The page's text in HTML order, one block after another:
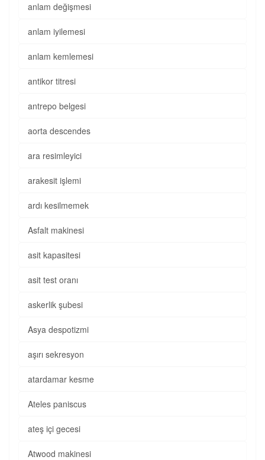
anlam değişmesi
anlam iyilemesi
anlam kemlemesi
antikor titresi
antrepo belgesi
aorta descendes
ara resimleyici
arakesit işlemi
ardı kesilmemek
Asfalt makinesi
asit kapasitesi
asit test oranı
askerlik şubesi
Asya despotizmi
aşırı sekresyon
atardamar kesme
Ateles paniscus
ateş içi gecesi
Atwood makinesi